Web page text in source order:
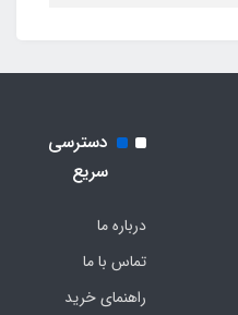
دسترسی
سریع
درباره ما
تماس با ما
راهنمای خرید